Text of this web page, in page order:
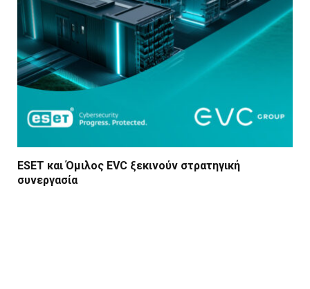
ESET και Όμιλος EVC ξεκινούν στρατηγική
συνεργασία